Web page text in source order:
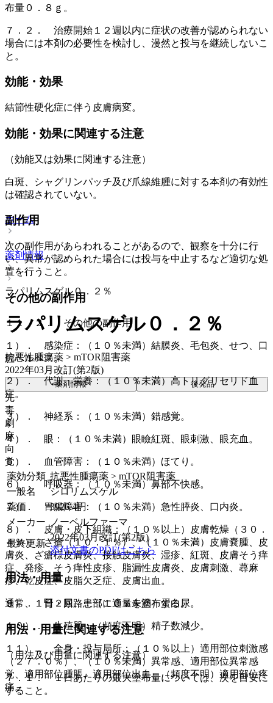
布量０．８ｇ。
７．２． 治療開始１２週以内に症状の改善が認められない
場合には本剤の必要性を検討し、漫然と投与を継続しないこ
と。
効能・効果
結節性硬化症に伴う皮膚病変。
効能・効果に関連する注意
（効能又は効果に関連する注意）
白斑、シャグリンパッチ及び爪線維腫に対する本剤の有効性
は確認されていない。
副作用
次の副作用があらわれることがあるので、観察を十分に行
い、異常が認められた場合には投与を中止するなど適切な処
置を行うこと。
その他の副作用
１１．２． その他の副作用
１）． 感染症：（１０％未満）結膜炎、毛包炎、せつ、口
腔ヘルペス。
２）． 代謝・栄養：（１０％未満）高トリグリセリド血
症。
３）． 神経系：（１０％未満）錯感覚。
４）． 眼：（１０％未満）眼瞼紅斑、眼刺激、眼充血。
５）． 血管障害：（１０％未満）ほてり。
６）． 呼吸器：（１０％未満）鼻部不快感。
７）． 胃腸障害：（１０％未満）急性膵炎、口内炎。
８）． 皮膚・皮下組織：（１０％以上）皮膚乾燥（３０．
４％）、ざ瘡（１０．１％）、（１０％未満）皮膚嚢腫、皮
膚炎、ざ瘡様皮膚炎、接触皮膚炎、湿疹、紅斑、皮膚そう痒
症、発疹、そう痒性皮疹、脂漏性皮膚炎、皮膚刺激、蕁麻
疹、乾皮症、皮脂欠乏症、皮膚出血。
９）． 腎・尿路：（１０％未満）蛋白尿。
１０）． 生殖器：（頻度不明）精子数減少。
１１）． 全身・投与局所：（１０％以上）適用部位刺激感
（２７．０％）、（１０％未満）異常感、適用部位異常感
覚、適用部位腫脹、適用部位出血、（頻度不明）適用部位疼
痛。
ホーム
薬剤情報
ラパリムスゲル０．２％
ラパリムスゲル０．２％
抗悪性腫瘍薬 > mTOR阻害薬
2022年03月改訂(第2版)
薬剤情報 後発品
先
毒
劇
麻
向
覚
薬効分類 抗悪性腫瘍薬 > mTOR阻害薬
一般名
シロリムスゲル
薬価
3926.4円
メーカー
ノーベルファーマ
最終更新
2022年03月改訂(第2版)
添付文書のPDFはこちら
用法・用量
通常、１日２回、患部に適量を塗布する。
用法・用量に関連する注意
（用法及び用量に関連する注意）
７．１． １日あたりの最大塗布量については、次を目安に
すること。